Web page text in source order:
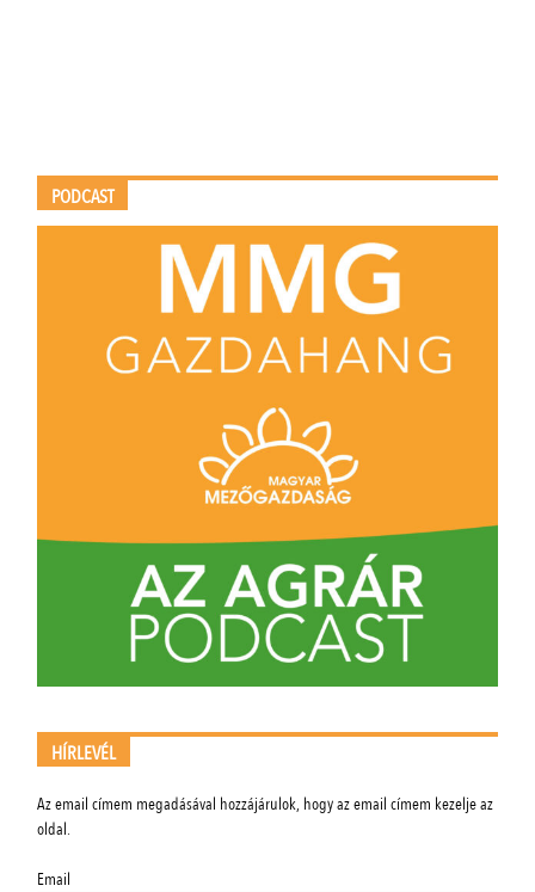
PODCAST
HÍRLEVÉL
Az email címem megadásával hozzájárulok, hogy az email címem kezelje az
oldal.
Email